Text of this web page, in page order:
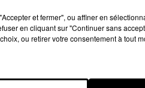
et fermer", ou affiner en
en cliquant sur "Continuer sans
ou retirer votre consentement à tout